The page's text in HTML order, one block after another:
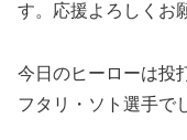
す。応援よろしくお
今日のヒーローは投
フタリ・ソト選手で